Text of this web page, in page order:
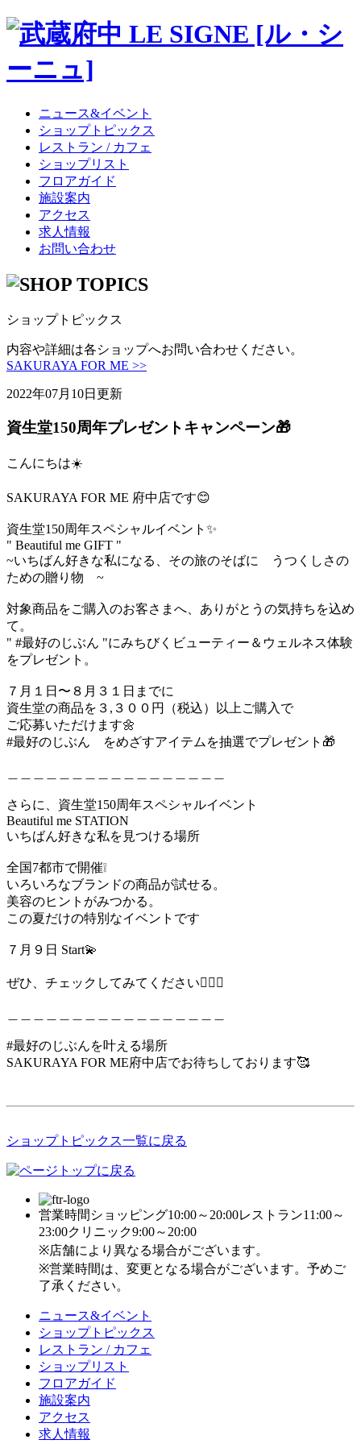
ニュース&イベント
ショップトピックス
レストラン / カフェ
ショップリスト
フロアガイド
施設案内
アクセス
求人情報
お問い合わせ
ショップトピックス
内容や詳細は各ショップへお問い合わせください。
SAKURAYA FOR ME >>
2022年07月10日更新
資生堂150周年プレゼントキャンペーン🎁
こんにちは☀️
SAKURAYA FOR ME 府中店です😊
資生堂150周年スペシャルイベント✨
" Beautiful me GIFT "
~いちばん好きな私になる、その旅のそばに うつくしさの
ための贈り物 ~
対象商品をご購入のお客さまへ、ありがとうの気持ちを込め
て。
" #最好のじぶん "にみちびくビューティー＆ウェルネス体験
をプレゼント。
７月１日〜８月３１日までに
資生堂の商品を３,３００円（税込）以上ご購入で
ご応募いただけます🌼
#最好のじぶん をめざすアイテムを抽選でプレゼント🎁
さらに、資生堂150周年スペシャルイベント
Beautiful me STATION
いちばん好きな私を見つける場所
全国7都市で開催❕
いろいろなブランドの商品が試せる。
美容のヒントがみつかる。
この夏だけの特別なイベントです
７月９日 Start💫
ぜひ、チェックしてみてください🧏🏻‍♀️
#最好のじぶんを叶える場所
SAKURAYA FOR ME府中店でお待ちしております🥰
ショップトピックス一覧に戻る
営業時間 ショッピング10:00～20:00レストラン11:00～
23:00クリニック9:00～20:00
※店舗により異なる場合がございます。
※営業時間は、変更となる場合がございます。予めご
了承ください。
ニュース&イベント
ショップトピックス
レストラン / カフェ
ショップリスト
フロアガイド
施設案内
アクセス
求人情報